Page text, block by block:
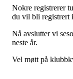
Nokre registrerer
du vil bli registrert
Nå avslutter vi
neste år.
Vel møtt på